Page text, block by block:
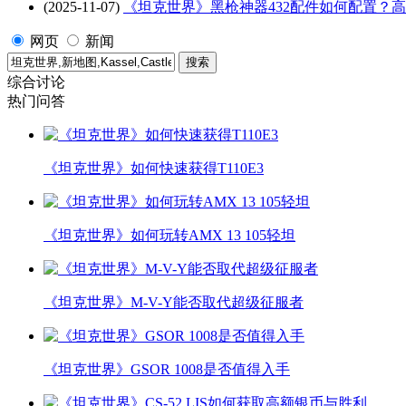
(2025-11-07)
《坦克世界》黑枪神器432配件如何配置？
网页 新闻
综合讨论
热门问答
《坦克世界》如何快速获得T110E3
《坦克世界》如何玩转AMX 13 105轻坦
《坦克世界》M-V-Y能否取代超级征服者
《坦克世界》GSOR 1008是否值得入手